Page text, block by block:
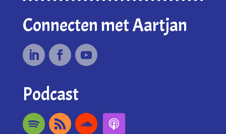
Connecten met Aartjan
Podcast